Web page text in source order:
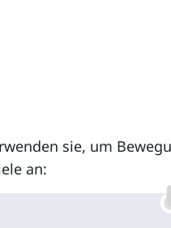
sie, um
an: